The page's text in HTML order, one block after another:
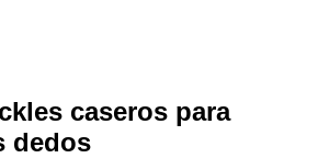
caseros para
dedos